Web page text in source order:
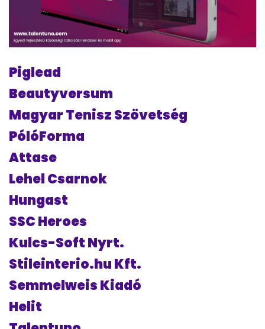
Piglead
Beautyversum
Magyar Tenisz Szövetség
PólóForma
Attase
Lehel Csarnok
Hungast
SSC Heroes
Kulcs-Soft Nyrt.
Stileinterio.hu Kft.
Semmelweis Kiadó
Helit